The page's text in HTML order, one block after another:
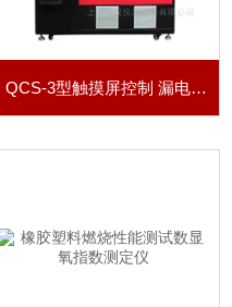
QCS-3型触摸屏控制 漏电起痕试验箱